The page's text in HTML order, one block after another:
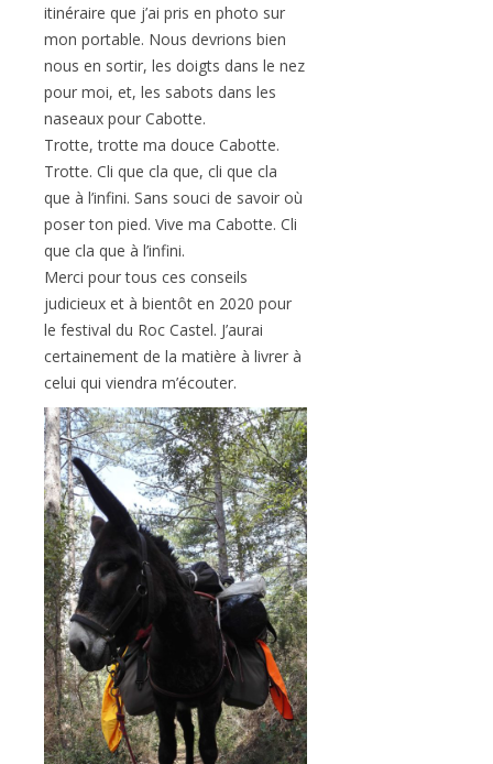
itinéraire que j’ai pris en photo sur
mon portable. Nous devrions bien
nous en sortir, les doigts dans le nez
pour moi, et, les sabots dans les
naseaux pour Cabotte.
Trotte, trotte ma douce Cabotte.
Trotte. Cli que cla que, cli que cla
que à l’infini. Sans souci de savoir où
poser ton pied. Vive ma Cabotte. Cli
que cla que à l’infini.
Merci pour tous ces conseils
judicieux et à bientôt en 2020 pour
le festival du Roc Castel. J’aurai
certainement de la matière à livrer à
celui qui viendra m’écouter.